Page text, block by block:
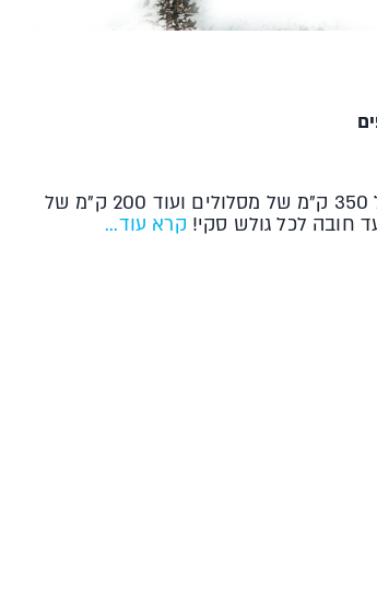
יש בו אווירה ממכרת, מסיבות מסביב לשעון, קהל צעיר ומלא סטייל, בקתות עץ ציוריות, קצב גבוה ומרחב גלישה עצום ומאתגר שכולל 350 ק"מ של מסלולים ועוד 200 ק"מ של
קרא עוד...